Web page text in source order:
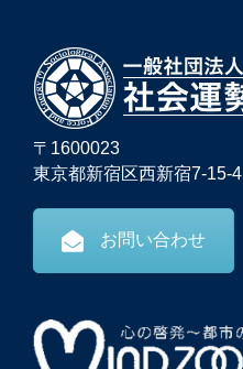
〒1600023
東京都新宿区西新宿7-15-4
お問い合わせ